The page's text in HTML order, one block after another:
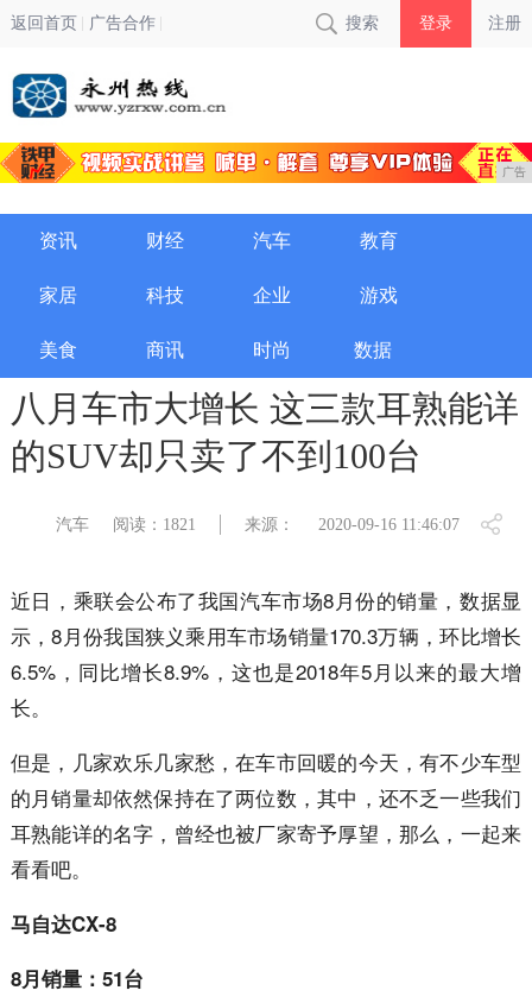
返回首页 广告合作 搜索 登录 注册
广告
资讯 财经 汽车 教育
家居 科技 企业 游戏
美食 商讯 时尚 数据
八月车市大增长 这三款耳熟能详
的SUV却只卖了不到100台
汽车 阅读：1821 来源： 2020-09-16 11:46:07
近日，乘联会公布了我国汽车市场8月份的销量，数据显
示，8月份我国狭义乘用车市场销量170.3万辆，环比增长
6.5%，同比增长8.9%，这也是2018年5月以来的最大增
长。
但是，几家欢乐几家愁，在车市回暖的今天，有不少车型
的月销量却依然保持在了两位数，其中，还不乏一些我们
耳熟能详的名字，曾经也被厂家寄予厚望，那么，一起来
看看吧。
马自达CX-8
8月销量：51台